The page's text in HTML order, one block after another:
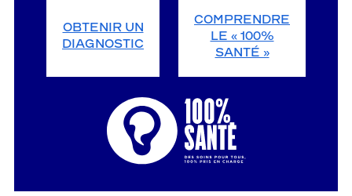
OBTENIR UN
DIAGNOSTIC
COMPRENDRE
LE « 100%
SANTÉ »